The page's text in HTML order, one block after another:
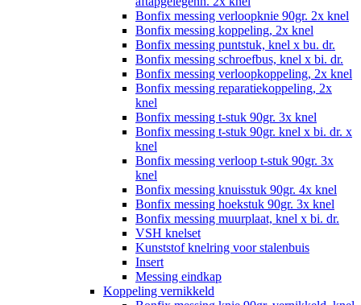
Bonfix messing verloopknie 90gr. 2x knel
Bonfix messing koppeling, 2x knel
Bonfix messing puntstuk, knel x bu. dr.
Bonfix messing schroefbus, knel x bi. dr.
Bonfix messing verloopkoppeling, 2x knel
Bonfix messing reparatiekoppeling, 2x
knel
Bonfix messing t-stuk 90gr. 3x knel
Bonfix messing t-stuk 90gr. knel x bi. dr. x
knel
Bonfix messing verloop t-stuk 90gr. 3x
knel
Bonfix messing knuisstuk 90gr. 4x knel
Bonfix messing hoekstuk 90gr. 3x knel
Bonfix messing muurplaat, knel x bi. dr.
VSH knelset
Kunststof knelring voor stalenbuis
Insert
Messing eindkap
Koppeling vernikkeld